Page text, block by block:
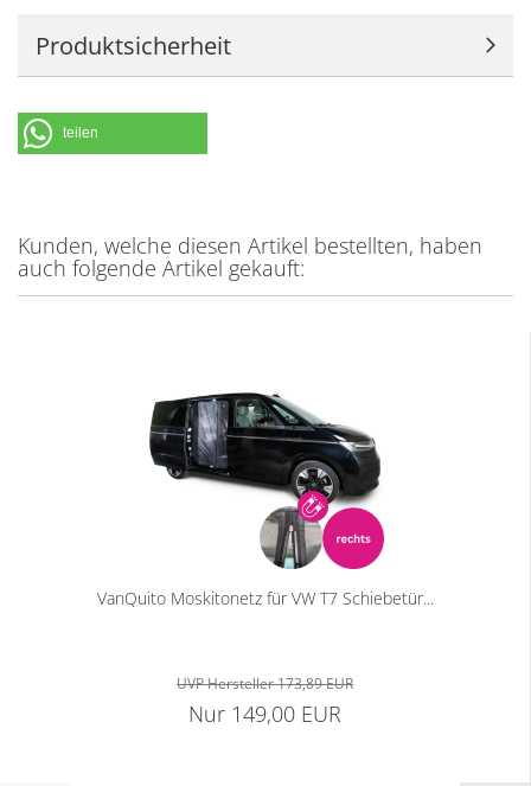
Produktsicherheit
teilen
Kunden, welche diesen Artikel bestellten, haben
auch folgende Artikel gekauft:
VanQuito Moskitonetz für VW T7 Schiebetür...
UVP Hersteller 173,89 EUR
Nur 149,00 EUR